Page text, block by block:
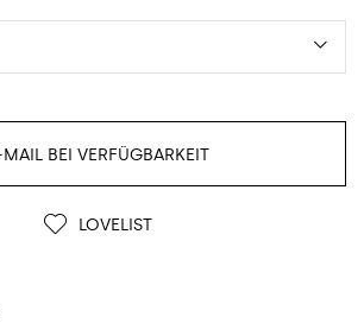
MAIL BEI VERFÜGBARKEIT
LOVELIST